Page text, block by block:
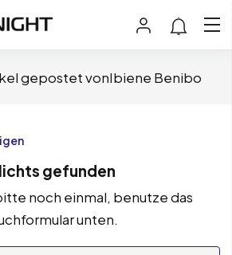
gepostet vonIbiene Benibo
gefunden
noch einmal, benutze das
unten.